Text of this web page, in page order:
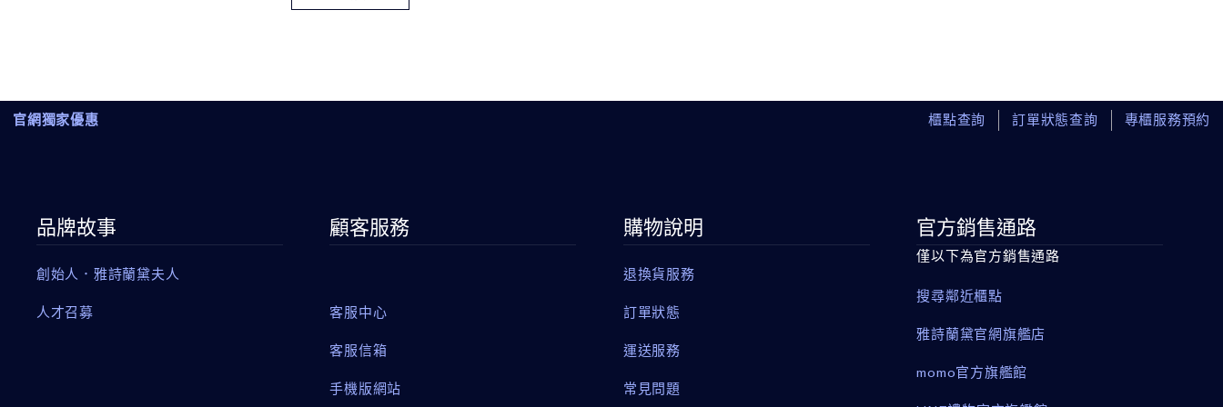
官網獨家優惠 櫃點查詢 訂單狀態查詢 專櫃服務預約
品牌故事
創始人．雅詩蘭黛夫人
人才召募
顧客服務
客服中心
客服信箱
手機版網站
購物說明
退換貨服務
訂單狀態
運送服務
常見問題
官方銷售通路
僅以下為官方銷售通路
搜尋鄰近櫃點
雅詩蘭黛官網旗艦店
momo官方旗艦館